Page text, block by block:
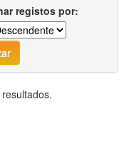
registos por: